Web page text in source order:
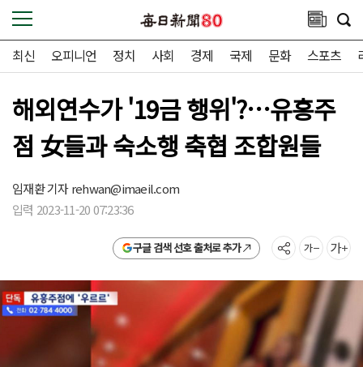
최신 오피니언 정치 사회 경제 국제 문화 스포츠
해외연수가 '19금 행위'?…유흥주
점 女들과 숙소행 축협 조합원들
임재환 기자rehwan@imaeil.com
입력 2023-11-20 07:23:36
구글 검색 선호 출처로 추가